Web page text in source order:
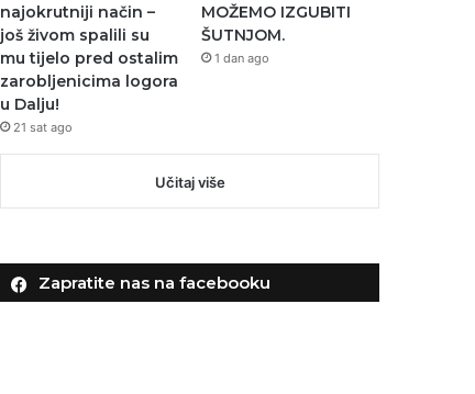
najokrutniji način –
još živom spalili su
mu tijelo pred ostalim
zarobljenicima logora
u Dalju!
21 sat ago
MOŽEMO IZGUBITI
ŠUTNJOM.
1 dan ago
Učitaj više
Zapratite nas na facebooku